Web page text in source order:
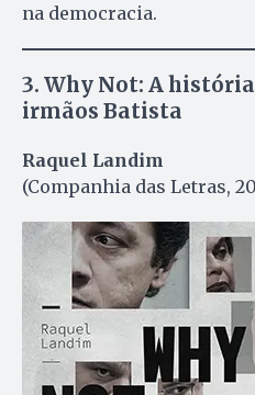
na democracia.
3. Why Not: A
irmãos Batista
Raquel Landim
(Companhia das Letras,